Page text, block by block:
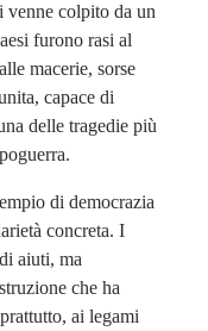
colpito da un
furono rasi al
macerie, sorse
capace di
delle tragedie più
di democrazia
concreta. I
aiuti, ma
che ha
ai legami